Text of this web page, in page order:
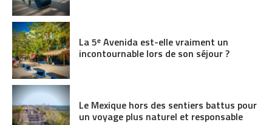
La 5ᵉ Avenida est-elle vraiment un
incontournable lors de son séjour ?
Le Mexique hors des sentiers battus pour
un voyage plus naturel et responsable